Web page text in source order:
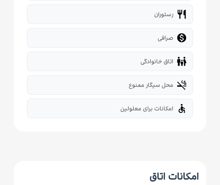
restaurant رستوران
 صرافی
family_restroom اتاق خانوادگی
smoke_free محل سیگار ممنوع
accessible امکانات برای معلولین
امکانات اتاق